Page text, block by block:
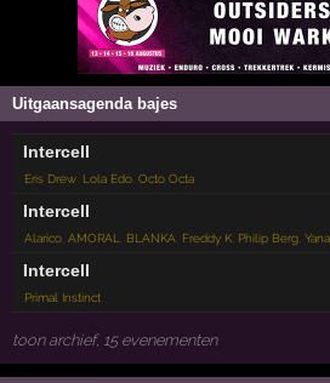
Uitgaansagenda bajes
Intercell
Eris Drew Lola Edo ,Octo Octa
Intercell
Alarico ,AMORAL BLANKA Freddy K Philip Berg ,
Intercell
Primal Instinct
toon archief, 15 evenementen